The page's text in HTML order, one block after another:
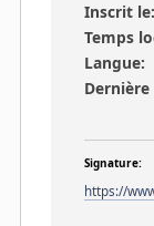
Inscrit le:
Temps
Langue:
Signature:
https://